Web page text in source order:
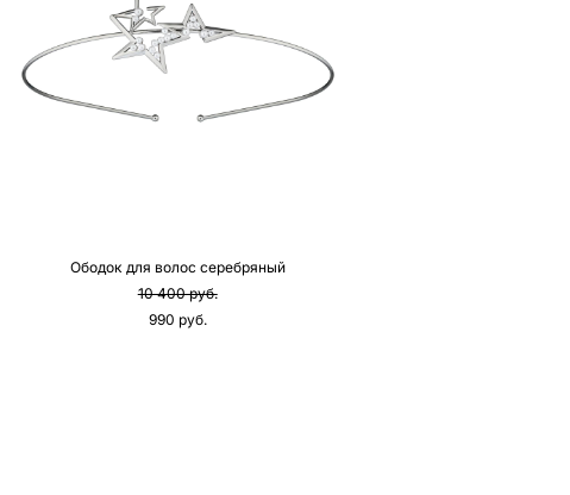
Ободок для волос серебряный
10 400 pуб.
990 pуб.